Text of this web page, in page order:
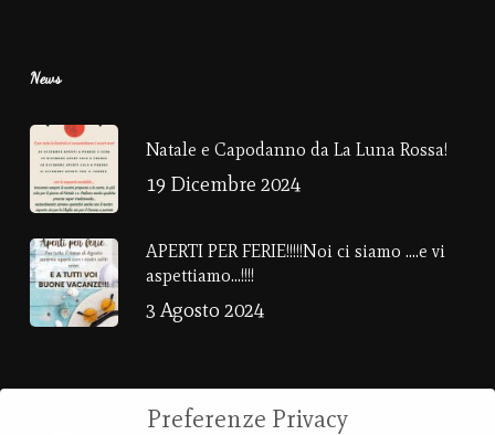
News
Natale e Capodanno da La Luna Rossa!
19 Dicembre 2024
APERTI PER FERIE!!!!!Noi ci siamo ….e vi
aspettiamo…!!!!
3 Agosto 2024
Preferenze Privacy